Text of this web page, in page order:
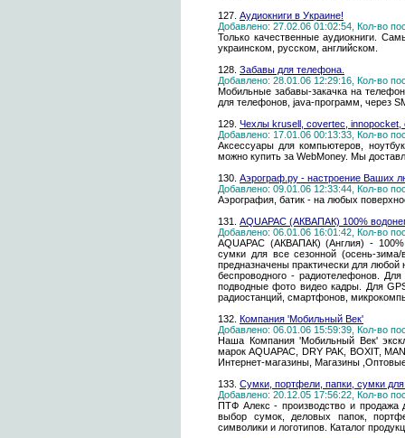
127. Аудиокниги в Украине!
Добавлено: 27.02.06 01:02:54, Кол-во
Только качественные аудиокниги.
украинском, русском, английском.
128. Забавы для телефона.
Добавлено: 28.01.06 12:29:16, Кол-во
Мобильные забавы-закачка на
для телефонов, java-программ, через
129. Чехлы krusell, covertec,
Добавлено: 17.01.06 00:13:33, Кол-во
Аксессуары для компьютеров,
можно купить за WebMoney. Мы
130. Аэрограф.ру - настроение Ваших
Добавлено: 09.01.06 12:33:44, Кол-во
Аэрография, батик - на любых
131. AQUAPAC (АКВАПАК) 100%
Добавлено: 06.01.06 16:01:42, Кол-во
AQUAPAC (АКВАПАК) (Англия) -
сумки для все сезонной (осень-
предназначены практически для
беспроводного - радиотелефонов.
подводные фото видео кадры. Для
радиостанций, смартфонов,
132. Компания 'Мобильный Век'
Добавлено: 06.01.06 15:59:39, Кол-во
Наша Компания 'Мобильный Век'
марок AQUAPAC, DRY PAK, BOXIT,
Интернет-магазины, Магазины
133. Сумки, портфели, папки, сумки для
Добавлено: 20.12.05 17:56:22, Кол-во
ПТФ Алекс - производство и продажа
выбор сумок, деловых папок,
символики и логотипов. Каталог